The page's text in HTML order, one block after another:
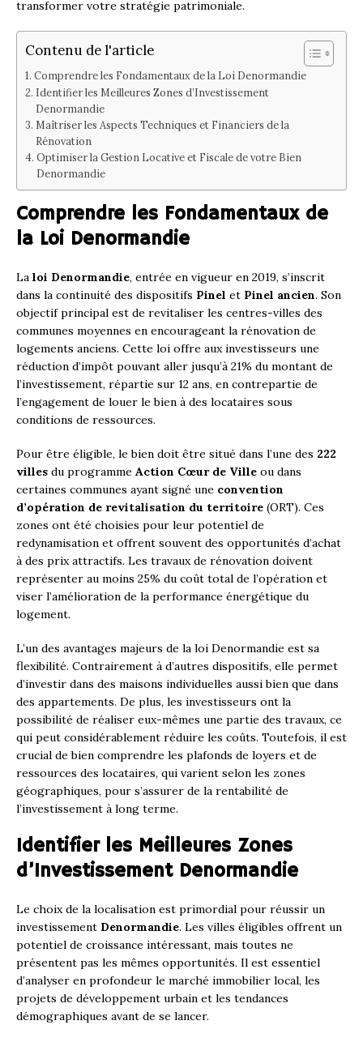
transformer votre stratégie patrimoniale.
Contenu de l'article
Comprendre les Fondamentaux de la Loi Denormandie
Identifier les Meilleures Zones d’Investissement
Denormandie
Maîtriser les Aspects Techniques et Financiers de la
Rénovation
Optimiser la Gestion Locative et Fiscale de votre Bien
Denormandie
Comprendre les Fondamentaux de
la Loi Denormandie
La loi Denormandie, entrée en vigueur en 2019, s’inscrit
dans la continuité des dispositifs Pinel et Pinel ancien. Son
objectif principal est de revitaliser les centres-villes des
communes moyennes en encourageant la rénovation de
logements anciens. Cette loi offre aux investisseurs une
réduction d’impôt pouvant aller jusqu’à 21% du montant de
l’investissement, répartie sur 12 ans, en contrepartie de
l’engagement de louer le bien à des locataires sous
conditions de ressources.
Pour être éligible, le bien doit être situé dans l’une des 222
villes du programme Action Cœur de Ville ou dans
certaines communes ayant signé une convention
d’opération de revitalisation du territoire (ORT). Ces
zones ont été choisies pour leur potentiel de
redynamisation et offrent souvent des opportunités d’achat
à des prix attractifs. Les travaux de rénovation doivent
représenter au moins 25% du coût total de l’opération et
viser l’amélioration de la performance énergétique du
logement.
L’un des avantages majeurs de la loi Denormandie est sa
flexibilité. Contrairement à d’autres dispositifs, elle permet
d’investir dans des maisons individuelles aussi bien que dans
des appartements. De plus, les investisseurs ont la
possibilité de réaliser eux-mêmes une partie des travaux, ce
qui peut considérablement réduire les coûts. Toutefois, il est
crucial de bien comprendre les plafonds de loyers et de
ressources des locataires, qui varient selon les zones
géographiques, pour s’assurer de la rentabilité de
l’investissement à long terme.
Identifier les Meilleures Zones
d’Investissement Denormandie
Le choix de la localisation est primordial pour réussir un
investissement Denormandie. Les villes éligibles offrent un
potentiel de croissance intéressant, mais toutes ne
présentent pas les mêmes opportunités. Il est essentiel
d’analyser en profondeur le marché immobilier local, les
projets de développement urbain et les tendances
démographiques avant de se lancer.